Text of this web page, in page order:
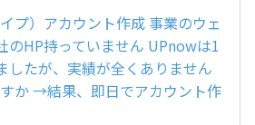
プ）アカウント作成 事業のウェ
のHP持っていません UPnowは1
したが、実績が全くありません
か →結果、即日でアカウント作